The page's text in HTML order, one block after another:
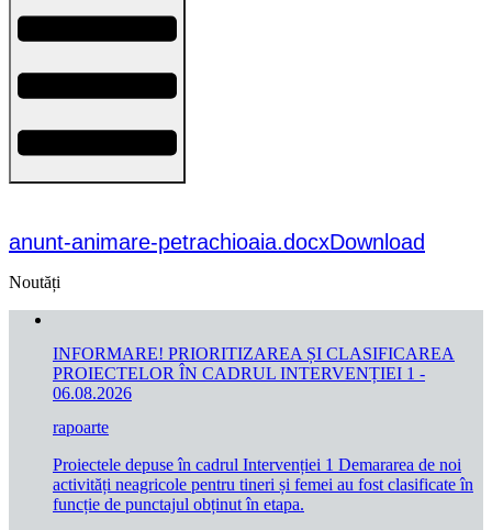
anunt-animare-petrachioaia.docxDownload
Noutăți
INFORMARE! PRIORITIZAREA ȘI CLASIFICAREA
PROIECTELOR ÎN CADRUL INTERVENȚIEI 1 -
06.08.2026
rapoarte
Proiectele depuse în cadrul Intervenției 1 Demararea de noi
activități neagricole pentru tineri și femei au fost clasificate în
funcție de punctajul obținut în etapa.